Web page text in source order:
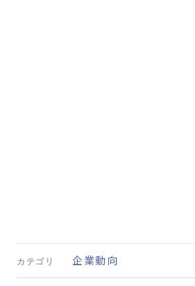
カテゴリ 企業動向